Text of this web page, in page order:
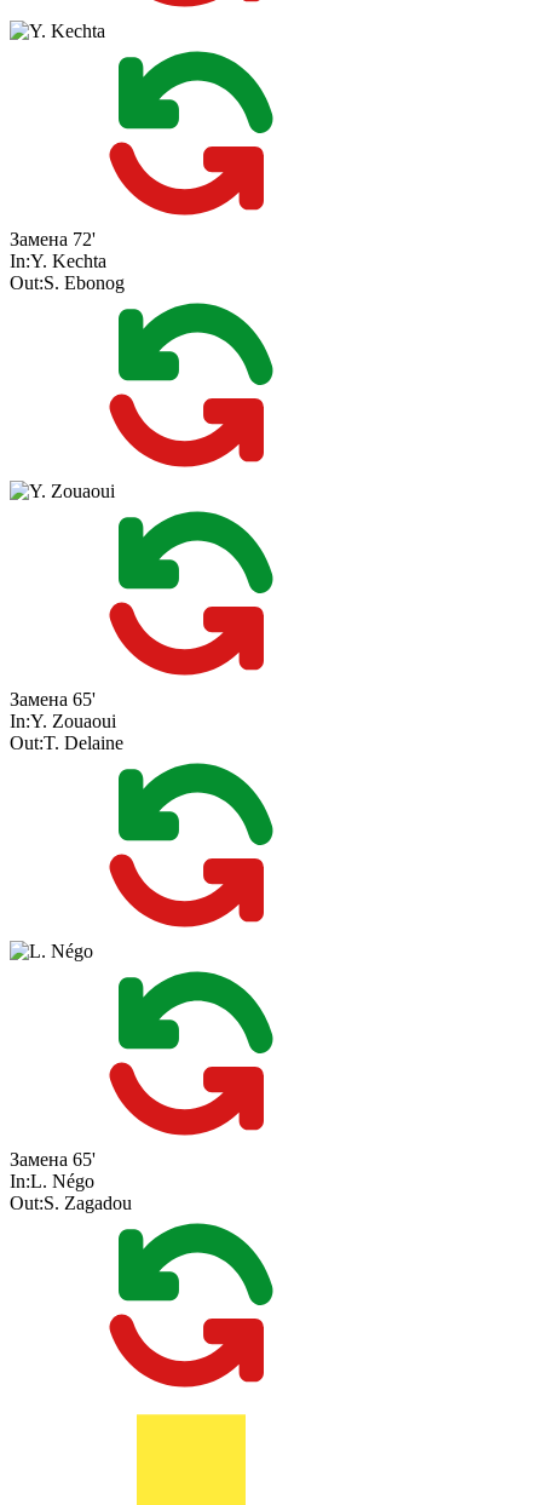
Замена 72'
In:Y. Kechta
Out:S. Ebonog
Замена 65'
In:Y. Zouaoui
Out:T. Delaine
Замена 65'
In:L. Négo
Out:S. Zagadou